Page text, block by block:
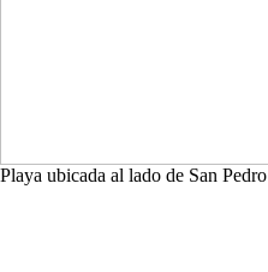
Playa ubicada al lado de San Pedro